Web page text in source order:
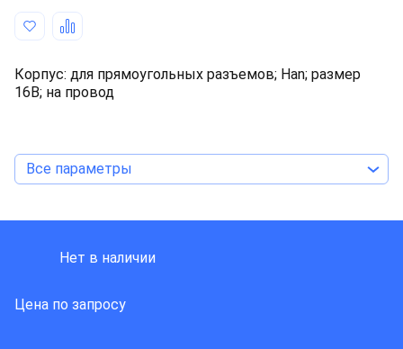
Корпус: для прямоугольных разъемов; Han; размер
16В; на провод
Все параметры
Нет в наличии
Цена по запросу